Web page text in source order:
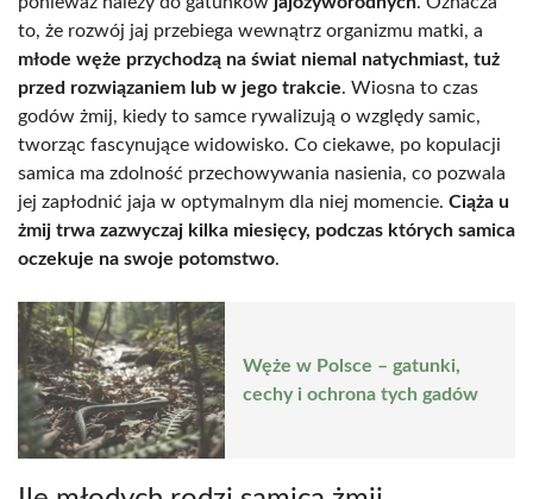
to, że rozwój jaj przebiega wewnątrz organizmu matki, a
młode węże przychodzą na świat niemal natychmiast, tuż
przed rozwiązaniem lub w jego trakcie. Wiosna to czas
godów żmij, kiedy to samce rywalizują o względy samic,
tworząc fascynujące widowisko. Co ciekawe, po kopulacji
samica ma zdolność przechowywania nasienia, co pozwala
jej zapłodnić jaja w optymalnym dla niej momencie. Ciąża u
żmij trwa zazwyczaj kilka miesięcy, podczas których samica
oczekuje na swoje potomstwo.
Węże w Polsce – gatunki,
cechy i ochrona tych gadów